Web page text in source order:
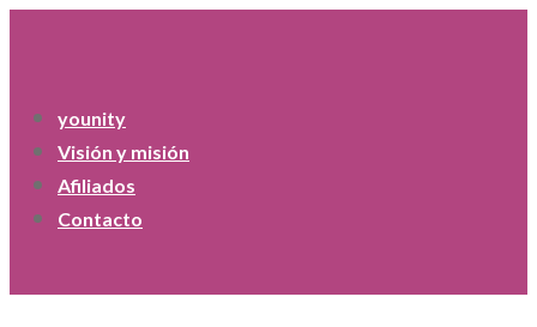
younity
Visión y misión
Afiliados
Contacto